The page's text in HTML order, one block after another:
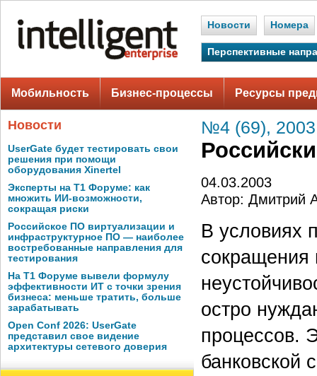
Новости Номера
Перспективные
Мобильность Бизнес-процессы Ресурсы
Новости
UserGate будет тестировать свои
решения при помощи
оборудования Xinertel
Эксперты на Т1 Форуме: как
множить ИИ-возможности,
сокращая риски
Российское ПО виртуализации и
инфраструктурное ПО — наиболее
востребованные направления для
тестирования
На Т1 Форуме вывели формулу
эффективности ИТ с точки зрения
бизнеса: меньше тратить, больше
зарабатывать
Open Conf 2026: UserGate
представил свое видение
архитектуры сетевого доверия
№4 (69), 2003
04.03.2003
Автор: Дмитрий
В условиях
сокращения
остро
процессов.
банковской